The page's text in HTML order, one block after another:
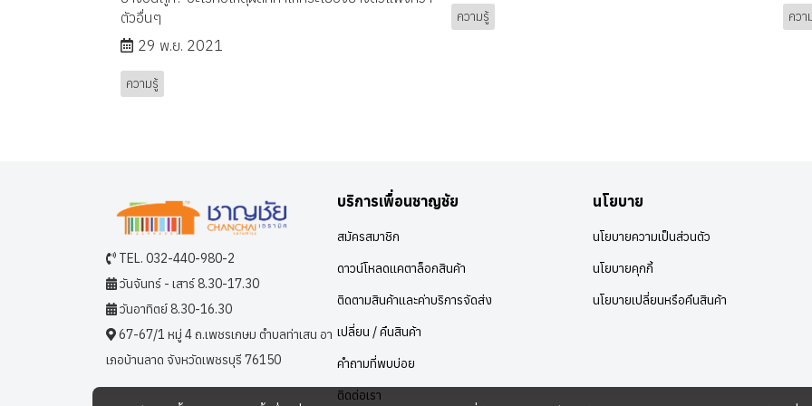
ตัวอื่นๆ
29 พ.ย. 2021
ความรู้
ความรู้ ควา
TEL. 032-440-980-2
วันจันทร์ - เสาร์ 8.30-17.30
วันอาทิตย์ 8.30-16.30
67-67/1 หมู่ 4 ถ.เพชรเกษม ตำบลท่าเสน อา
เภอบ้านลาด จังหวัดเพชรบุรี 76150
บริการเพื่อนชาญชัย
สมัครสมาชิก
ดาวน์โหลดแคตาล็อกสินค้า
ติดตามสินค้าและค่าบริการจัดส่ง
เปลี่ยน / คืนสินค้า
คำถามที่พบบ่อย
ติดต่อเรา
นโยบาย
นโยบายความเป็นส่วนตัว
นโยบายคุกกี้
นโยบายเปลี่ยนหรือคืนสินค้า